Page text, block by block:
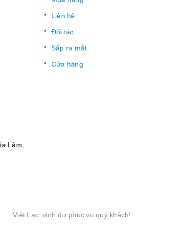
Lâm,
Liên hệ
Đối tác
Sắp ra mắt
Cửa hàng
Việt Lạc vinh dự phục vụ quý khách!